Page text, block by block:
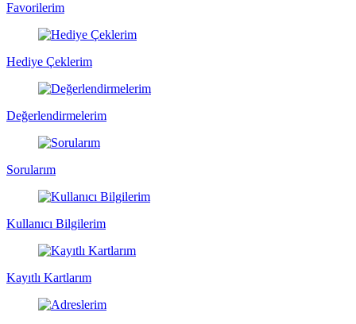
Favorilerim
Hediye Çeklerim
Değerlendirmelerim
Sorularım
Kullanıcı Bilgilerim
Kayıtlı Kartlarım